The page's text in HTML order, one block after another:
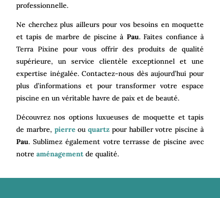
professionnelle.
Ne cherchez plus ailleurs pour vos besoins en moquette
et tapis de marbre de piscine à Pau. Faites confiance à
Terra Pixine pour vous offrir des produits de qualité
supérieure, un service clientèle exceptionnel et une
expertise inégalée. Contactez-nous dès aujourd’hui pour
plus d’informations et pour transformer votre espace
piscine en un véritable havre de paix et de beauté.
Découvrez nos options luxueuses de moquette et tapis
de marbre, pierre ouquartz pour habiller votre piscine à
Pau. Sublimez également votre terrasse de piscine avec
notre aménagement de qualité.